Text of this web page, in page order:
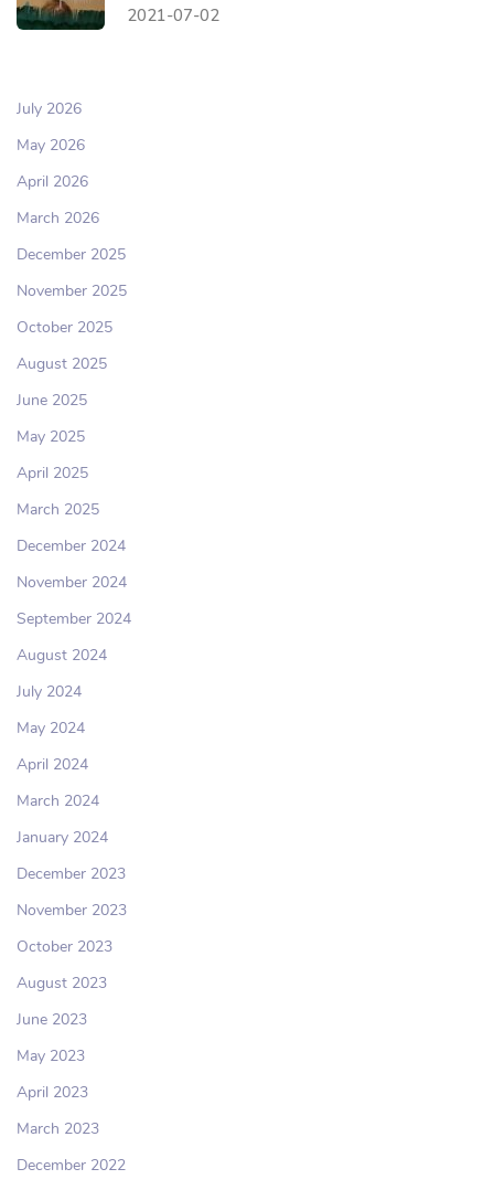
2021-07-02
July 2026
May 2026
April 2026
March 2026
December 2025
November 2025
October 2025
August 2025
June 2025
May 2025
April 2025
March 2025
December 2024
November 2024
September 2024
August 2024
July 2024
May 2024
April 2024
March 2024
January 2024
December 2023
November 2023
October 2023
August 2023
June 2023
May 2023
April 2023
March 2023
December 2022